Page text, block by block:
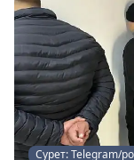
Сурет: Telegram/